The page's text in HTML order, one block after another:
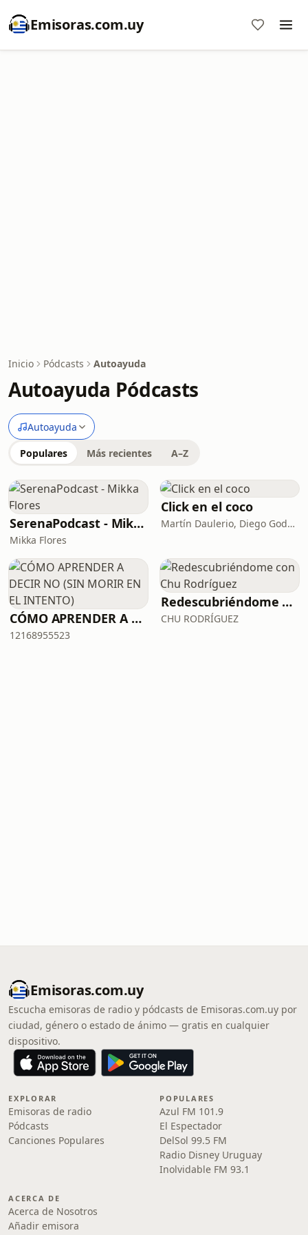
Emisoras.com.uy
Inicio Pódcasts Autoayuda
Autoayuda Pódcasts
Autoayuda
Populares Más recientes A–Z
SerenaPodcast - Mikka Flores
Mikka Flores
Click en el coco
Martín Daulerio, Diego Godoy y Edu Sanguinetti
CÓMO APRENDER A DECIR NO (SIN MORIR EN EL INTENTO)
12168955523
Redescubriéndome con Chu Rodríguez
CHU RODRÍGUEZ
Emisoras.com.uy
Escucha emisoras de radio y pódcasts de Emisoras.com.uy por
ciudad, género o estado de ánimo — gratis en cualquier
dispositivo.
EXPLORAR
Emisoras de radio
Pódcasts
Canciones Populares
POPULARES
Azul FM 101.9
El Espectador
DelSol 99.5 FM
Radio Disney Uruguay
Inolvidable FM 93.1
ACERCA DE
Acerca de Nosotros
Añadir emisora